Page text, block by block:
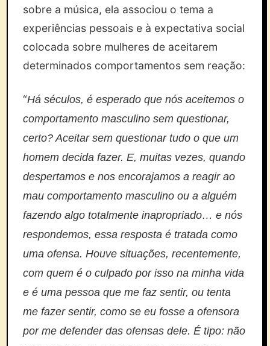
sobre a música, ela associou o tema a
experiências pessoais e à expectativa social
colocada sobre mulheres de aceitarem
determinados comportamentos sem reação:
“Há séculos, é esperado que nós aceitemos o
comportamento masculino sem questionar,
certo? Aceitar sem questionar tudo o que um
homem decida fazer. E, muitas vezes, quando
despertamos e nos encorajamos a reagir ao
mau comportamento masculino ou a alguém
fazendo algo totalmente inapropriado… e nós
respondemos, essa resposta é tratada como
uma ofensa. Houve situações, recentemente,
com quem é o culpado por isso na minha vida
e é uma pessoa que me faz sentir, ou tenta
me fazer sentir, como se eu fosse a ofensora
por me defender das ofensas dele. É tipo: não